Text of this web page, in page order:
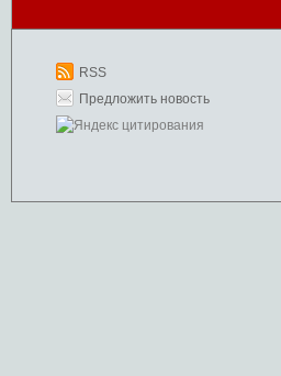
RSS
Предложить новость